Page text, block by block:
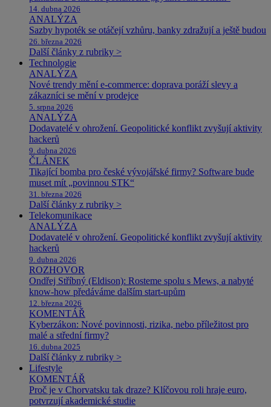
14. dubna 2026
ANALÝZA
Sazby hypoték se otáčejí vzhůru, banky zdražují a ještě budou
26. března 2026
Další články z rubriky >
Technologie
ANALÝZA
Nové trendy mění e-commerce: doprava poráží slevy a
zákazníci se mění v prodejce
5. srpna 2026
ANALÝZA
Dodavatelé v ohrožení. Geopolitické konflikt zvyšují aktivity
hackerů
9. dubna 2026
ČLÁNEK
Tikající bomba pro české vývojářské firmy? Software bude
muset mít „povinnou STK“
31. března 2026
Další články z rubriky >
Telekomunikace
ANALÝZA
Dodavatelé v ohrožení. Geopolitické konflikt zvyšují aktivity
hackerů
9. dubna 2026
ROZHOVOR
Ondřej Stříbný (Eldison): Rosteme spolu s Mews, a nabyté
know-how předáváme dalším start-upům
12. března 2026
KOMENTÁŘ
Kyberzákon: Nové povinnosti, rizika, nebo příležitost pro
malé a střední firmy?
16. dubna 2025
Další články z rubriky >
Lifestyle
KOMENTÁŘ
Proč je v Chorvatsku tak draze? Klíčovou roli hraje euro,
potvrzují akademické studie